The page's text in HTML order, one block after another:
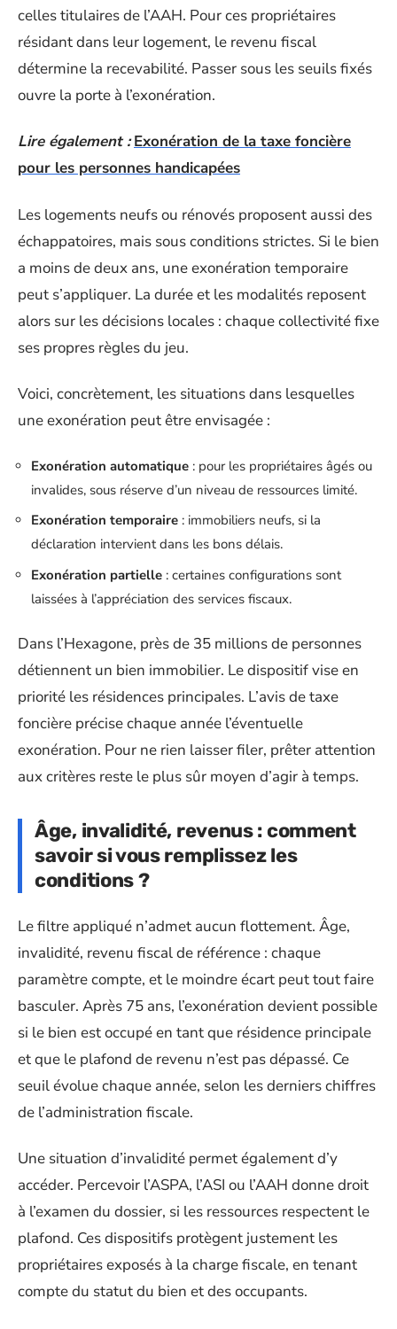
celles titulaires de l’AAH. Pour ces propriétaires
résidant dans leur logement, le revenu fiscal
détermine la recevabilité. Passer sous les seuils fixés
ouvre la porte à l’exonération.
Lire également : Exonération de la taxe foncière
pour les personnes handicapées
Les logements neufs ou rénovés proposent aussi des
échappatoires, mais sous conditions strictes. Si le bien
a moins de deux ans, une exonération temporaire
peut s’appliquer. La durée et les modalités reposent
alors sur les décisions locales : chaque collectivité fixe
ses propres règles du jeu.
Voici, concrètement, les situations dans lesquelles
une exonération peut être envisagée :
Exonération automatique : pour les propriétaires âgés ou
invalides, sous réserve d’un niveau de ressources limité.
Exonération temporaire : immobiliers neufs, si la
déclaration intervient dans les bons délais.
Exonération partielle : certaines configurations sont
laissées à l’appréciation des services fiscaux.
Dans l’Hexagone, près de 35 millions de personnes
détiennent un bien immobilier. Le dispositif vise en
priorité les résidences principales. L’avis de taxe
foncière précise chaque année l’éventuelle
exonération. Pour ne rien laisser filer, prêter attention
aux critères reste le plus sûr moyen d’agir à temps.
Âge, invalidité, revenus : comment
savoir si vous remplissez les
conditions ?
Le filtre appliqué n’admet aucun flottement. Âge,
invalidité, revenu fiscal de référence : chaque
paramètre compte, et le moindre écart peut tout faire
basculer. Après 75 ans, l’exonération devient possible
si le bien est occupé en tant que résidence principale
et que le plafond de revenu n’est pas dépassé. Ce
seuil évolue chaque année, selon les derniers chiffres
de l’administration fiscale.
Une situation d’invalidité permet également d’y
accéder. Percevoir l’ASPA, l’ASI ou l’AAH donne droit
à l’examen du dossier, si les ressources respectent le
plafond. Ces dispositifs protègent justement les
propriétaires exposés à la charge fiscale, en tenant
compte du statut du bien et des occupants.